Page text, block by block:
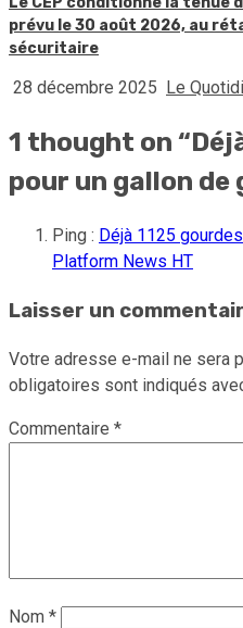
prévu le 30 août 2026, au
sécuritaire
28 décembre 2025 Le
1 thought on “
pour un gallon de
Ping : Déjà 1125
Platform News HT
Laisser un
Votre adresse e-mail ne sera
obligatoires sont indiqués
Commentaire *
Nom *